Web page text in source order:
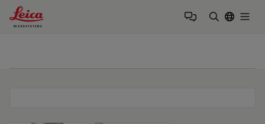
Leica Microsystems Logo